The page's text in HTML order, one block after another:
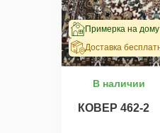
Примерка на дому
Доставка
В наличии
КОВЕР 462-2